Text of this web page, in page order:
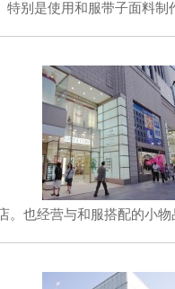
别是使用和服带子面料制
也经营与和服搭配的小物